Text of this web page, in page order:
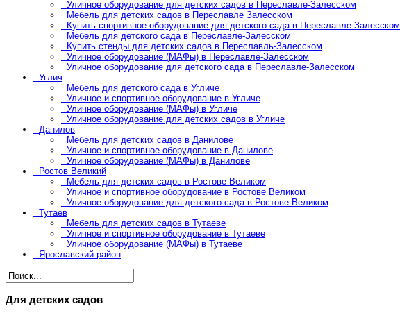
Уличное оборудование для детских садов в Переславле-Залесском
Мебель для детских садов в Переславле Залесском
Купить спортивное оборудование для детского сада в Переславле-Залесском
Мебель для детского сада в Переславле-Залесском
Купить стенды для детских садов в Переславль-Залесском
Уличное оборудование (МАФы) в Переславле-Залесском
Уличное оборудование для детского сада в Переславле-Залесском
Углич
Мебель для детского сада в Угличе
Уличное и спортивное оборудование в Угличе
Уличное оборудование (МАФы) в Угличе
Уличное оборудование для детских садов в Угличе
Данилов
Мебель для детских садов в Данилове
Уличное и спортивное оборудование в Данилове
Уличное оборудование (МАФы) в Данилове
Ростов Великий
Мебель для детских садов в Ростове Великом
Уличное и спортивное оборудование в Ростове Великом
Уличное оборудование для детского сада в Ростове Великом
Тутаев
Мебель для детских садов в Тутаеве
Уличное и спортивное оборудование в Тутаеве
Уличное оборудование (МАФы) в Тутаеве
Ярославский район
Для детских садов